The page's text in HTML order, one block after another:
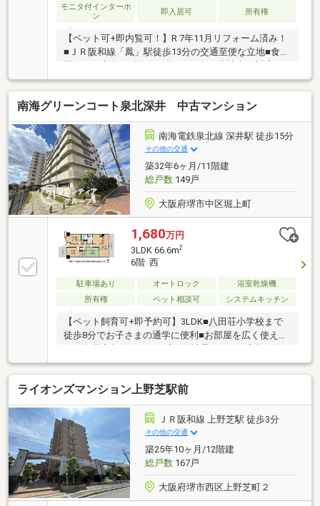
モニタ付インターホ
ン
即入居可 所有権
【ペット可+即内覧可！】R 7年11月リフォーム済み！
■ＪＲ阪和線「鳳」駅徒歩13分の交通至便な立地■食洗
安心なオートロック
南海グリーンコート泉北深井 中古マンション
南海電鉄泉北線 深井駅 徒歩15分
その他の交通
築32年6ヶ月/11階建
総戸数149戸
大阪府堺市中区堀上町
1,680万円
3LDK 66.6m2
6階 西
駐車場あり オートロック
浴室乾燥機
所有権
ペット相談可 システムキッチン
【ペット飼育可+即予約可】3LDK■八田荘小学校まで
徒歩8分でお子さまの通学に便利■お部屋を広く使え
話を楽しめるカウンターキッチン採用
ライオンズマンション上野芝駅前
ＪＲ阪和線 上野芝駅 徒歩3分
その他の交通
築25年10ヶ月/12階建
総戸数167戸
大阪府堺市西区上野芝町２